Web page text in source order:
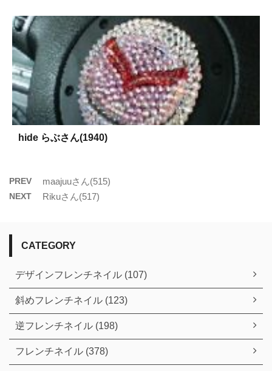
hide らぶさん(1940)
PREV maajuuさん(515)
NEXT Rikuさん(517)
CATEGORY
デザインフレンチネイル (107)
斜めフレンチネイル (123)
逆フレンチネイル (198)
フレンチネイル (378)